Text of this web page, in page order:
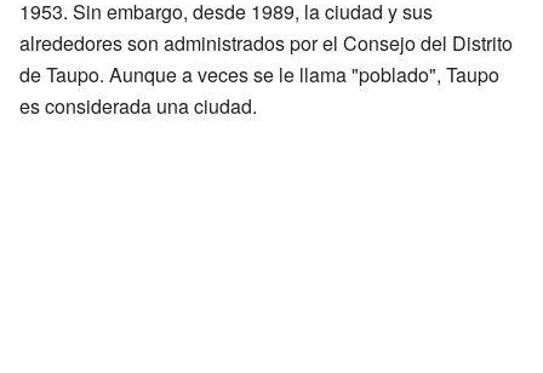
1953. Sin embargo, desde 1989, la ciudad y sus
alrededores son administrados por el Consejo del Distrito
de Taupo. Aunque a veces se le llama "poblado", Taupo
es considerada una ciudad.